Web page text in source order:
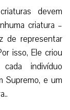
devem
criatura –
de representar
isso, Ele criou
indivíduo
Supremo, e um